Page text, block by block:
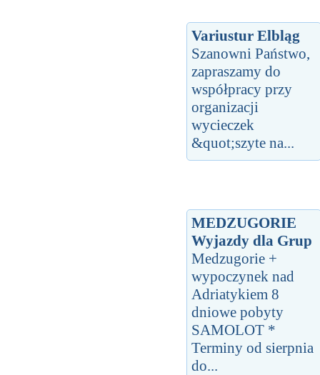
Variustur Elbląg
Szanowni Państwo,
zapraszamy do
współpracy przy
organizacji
wycieczek
&quot;szyte na...
MEDZUGORIE
Wyjazdy dla Grup
Medzugorie +
wypoczynek nad
Adriatykiem 8
dniowe pobyty
SAMOLOT *
Terminy od sierpnia
do...